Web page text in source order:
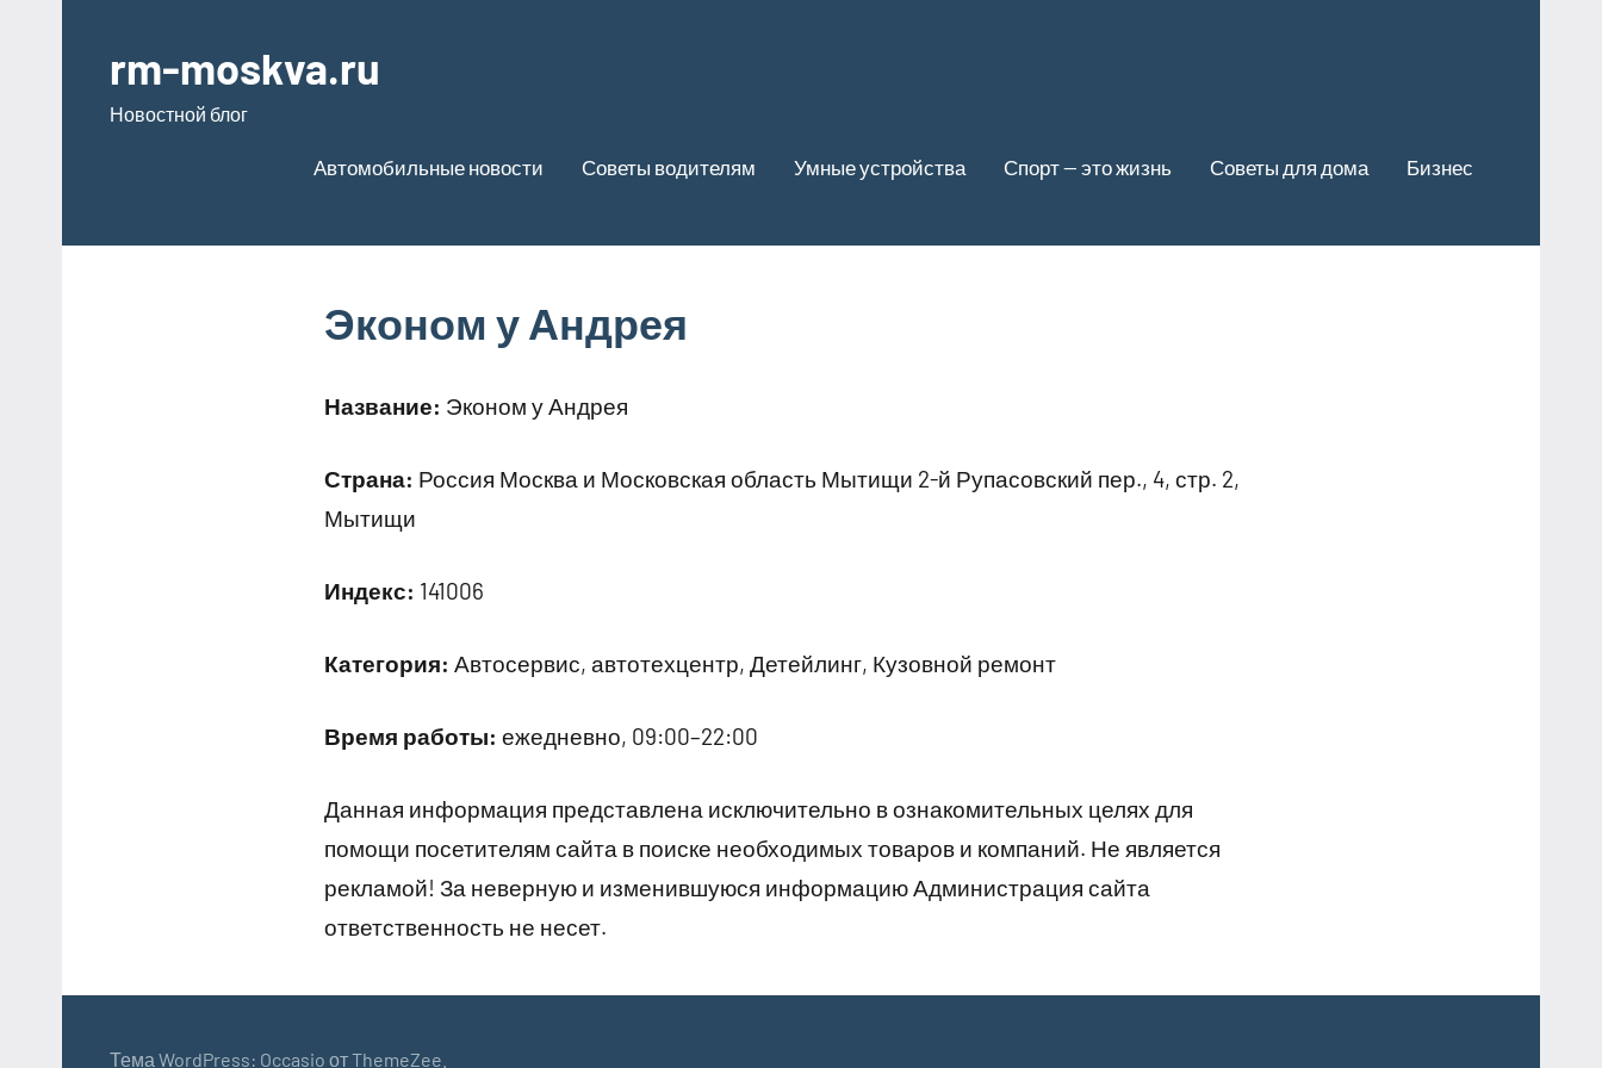
содержимому
rm-moskva.ru
Новостной блог
Автомобильные новости Советы водителям Умные устройства Спорт — это жизнь Советы для дома Бизнес
Эконом у Андрея
Название: Эконом у Андрея
Страна: Россия Москва и Московская область Мытищи 2-й Рупасовский пер., 4, стр. 2,
Мытищи
Индекс: 141006
Категория: Автосервис, автотехцентр, Детейлинг, Кузовной ремонт
Время работы: ежедневно, 09:00–22:00
Данная информация представлена исключительно в ознакомительных целях для
помощи посетителям сайта в поиске необходимых товаров и компаний. Не является
рекламой! За неверную и изменившуюся информацию Администрация сайта
ответственность не несет.
Тема WordPress: Occasio от ThemeZee.